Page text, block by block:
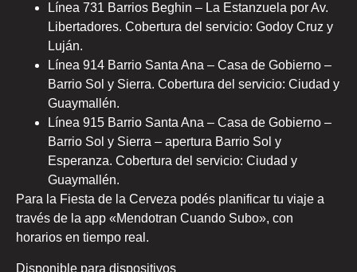
Línea 731 Barrios Beghin – La Estanzuela por Av.
Libertadores. Cobertura del servicio: Godoy Cruz y
Luján.
Línea 914 Barrio Santa Ana – Casa de Gobierno –
Barrio Sol y Sierra. Cobertura del servicio: Ciudad y
Guaymallén.
Línea 915 Barrio Santa Ana – Casa de Gobierno –
Barrio Sol y Sierra – apertura Barrio Sol y
Esperanza. Cobertura del servicio: Ciudad y
Guaymallén.
Para la Fiesta de la Cerveza podés planificar tu viaje a
través de la app «Mendotran Cuando Subo», con
horarios en tiempo real.
Disponible para dispositivos